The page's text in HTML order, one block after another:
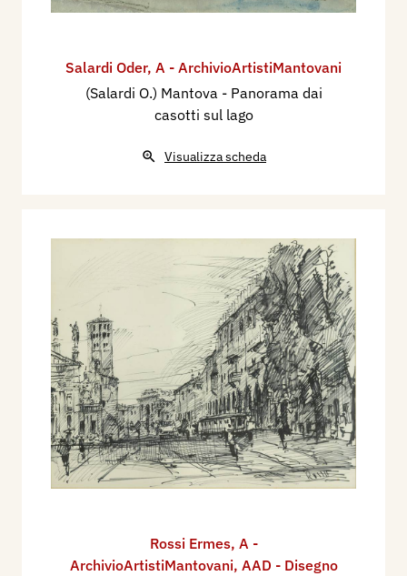
Salardi Oder, A - ArchivioArtistiMantovani
(Salardi O.) Mantova - Panorama dai
casotti sul lago
Visualizza scheda
Rossi Ermes, A -
ArchivioArtistiMantovani, AAD - Disegno